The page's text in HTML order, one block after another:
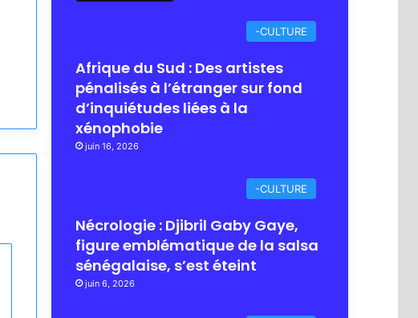
-CULTURE
Afrique du Sud : Des artistes
pénalisés à l’étranger sur fond
d’inquiétudes liées à la
xénophobie
juin 16, 2026
-CULTURE
Nécrologie : Djibril Gaby Gaye,
figure emblématique de la salsa
sénégalaise, s’est éteint
juin 6, 2026